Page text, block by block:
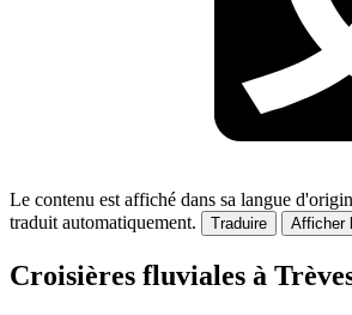
Le contenu est affiché dans sa langue
traduit automatiquement.
Traduire Afficher
Croisières fluviales à